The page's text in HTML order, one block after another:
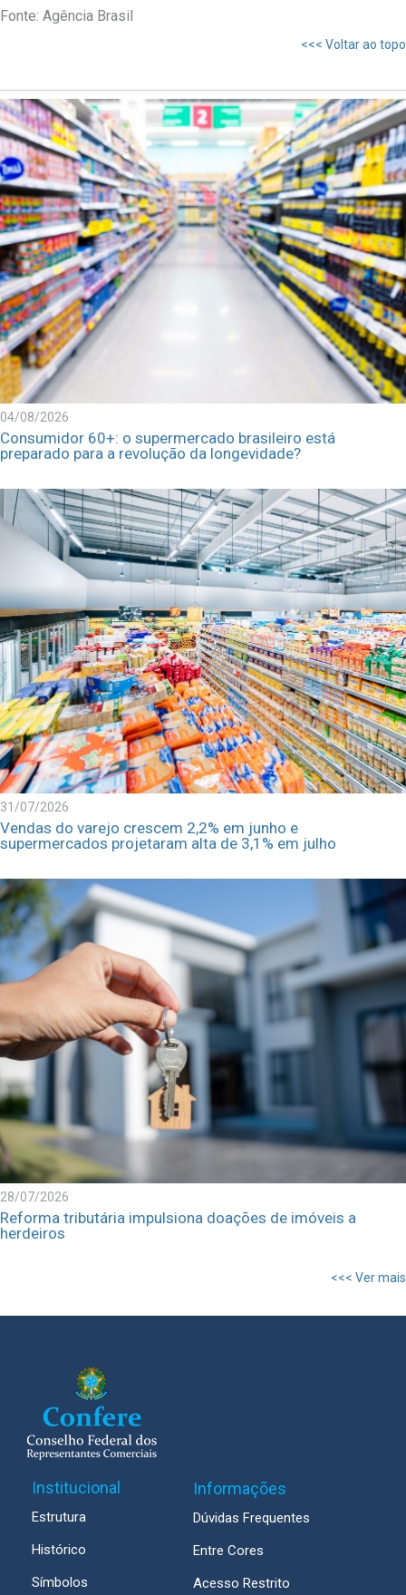
Fonte: Agência Brasil
<<< Voltar ao topo
04/08/2026
Consumidor 60+: o supermercado brasileiro está
preparado para a revolução da longevidade?
31/07/2026
Vendas do varejo crescem 2,2% em junho e
supermercados projetaram alta de 3,1% em julho
28/07/2026
Reforma tributária impulsiona doações de imóveis a
herdeiros
<<< Ver mais
Institucional
Estrutura
Histórico
Símbolos
Informações
Dúvidas Frequentes
Entre Cores
Acesso Restrito